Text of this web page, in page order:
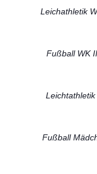
Leichathletik
Fußball WK
Fußball